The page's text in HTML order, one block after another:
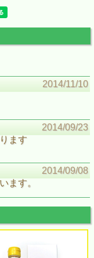
2014/11/10
2014/09/23
ます
2014/09/08
ます。